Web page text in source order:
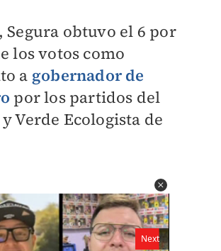
Segura obtuvo el 6 por
los votos como
a gobernador de
por los partidos del
Verde Ecologista de